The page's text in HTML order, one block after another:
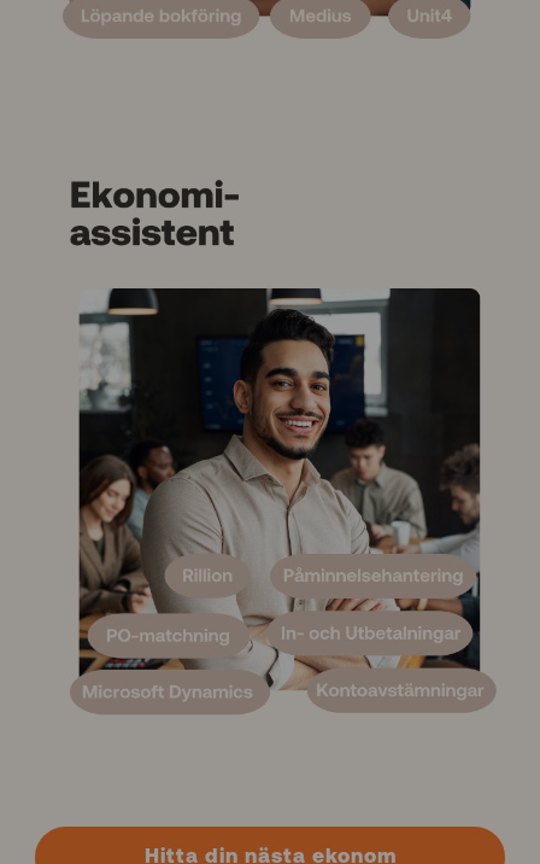
Hitta din nästa ekonom